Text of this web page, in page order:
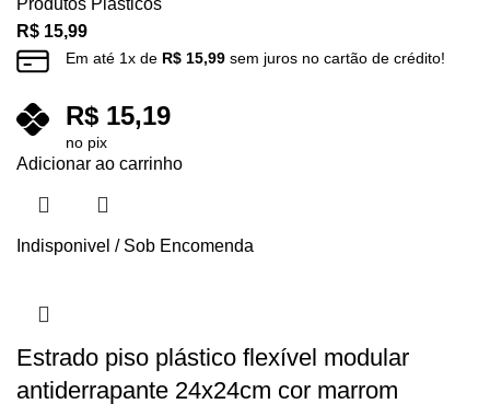
Produtos Plásticos
R$ 15,99
Em até 1x de R$ 15,99 sem juros no cartão de crédito!
R$ 15,19
no pix
Adicionar ao carrinho
Indisponivel / Sob Encomenda
Estrado piso plástico flexível modular
antiderrapante 24x24cm cor marrom